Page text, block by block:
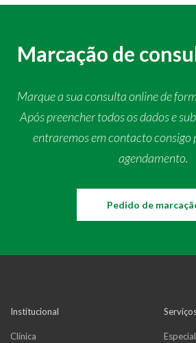
Marcação de
Marque a sua consulta online de
Após preencher todos os dados e
entraremos em contacto consigo
agendamento.
Pedido de
Institucional
Clínica